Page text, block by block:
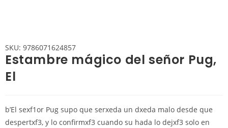
SKU: 9786071624857
Estambre mágico del señor Pug,
El
b’El sexf1or Pug supo que serxeda un dxeda malo desde que
despertxf3, y lo confirmxf3 cuando su hada lo dejxf3 solo en